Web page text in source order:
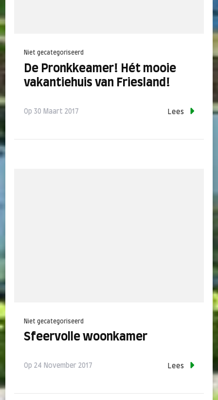
Niet gecategoriseerd
De Pronkkeamer! Hét mooie
vakantiehuis van Friesland!
Op 30 Maart 2017 Lees
Niet gecategoriseerd
Sfeervolle woonkamer
Op 24 November 2017 Lees